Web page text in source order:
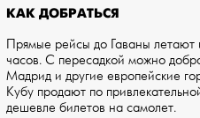
КАК ДОБРАТЬСЯ
Прямые рейсы до Гаваны
часов. С пересадкой можно
Мадрид и другие европейские
Кубу продают по
дешевле билетов на самолет.